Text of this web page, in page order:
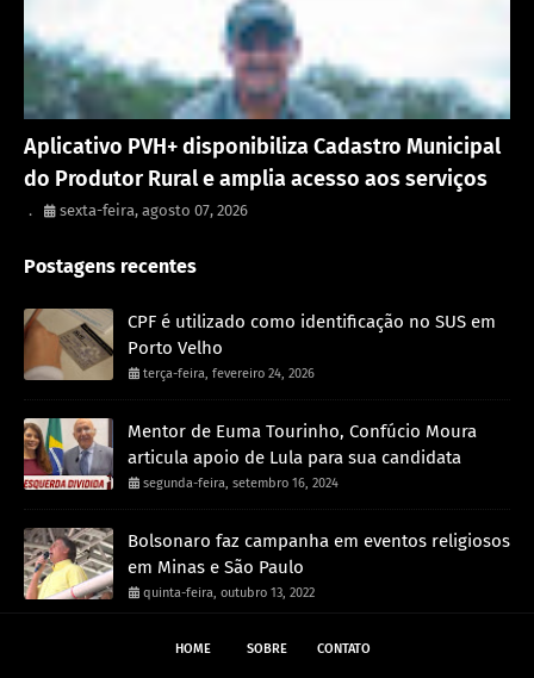
Aplicativo PVH+ disponibiliza Cadastro Municipal
do Produtor Rural e amplia acesso aos serviços
. sexta-feira, agosto 07, 2026
Postagens recentes
CPF é utilizado como identificação no SUS em
Porto Velho
terça-feira, fevereiro 24, 2026
Mentor de Euma Tourinho, Confúcio Moura
articula apoio de Lula para sua candidata
segunda-feira, setembro 16, 2024
Bolsonaro faz campanha em eventos religiosos
em Minas e São Paulo
quinta-feira, outubro 13, 2022
HOME SOBRE CONTATO